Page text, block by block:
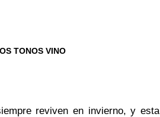
TONOS VINO
reviven en invierno, y esta